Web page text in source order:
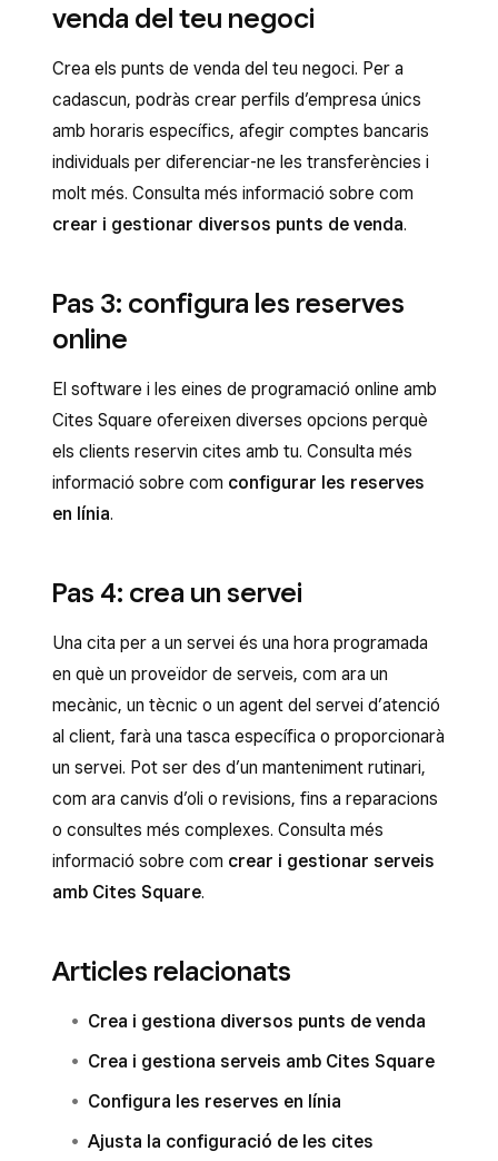
venda del teu negoci
Crea els punts de venda del teu negoci. Per a
cadascun, podràs crear perfils d’empresa únics
amb horaris específics, afegir comptes bancaris
individuals per diferenciar-ne les transferències i
molt més. Consulta més informació sobre com
crear i gestionar diversos punts de venda.
Pas 3: configura les reserves
online
El software i les eines de programació online amb
Cites Square ofereixen diverses opcions perquè
els clients reservin cites amb tu. Consulta més
informació sobre com configurar les reserves
en línia.
Pas 4: crea un servei
Una cita per a un servei és una hora programada
en què un proveïdor de serveis, com ara un
mecànic, un tècnic o un agent del servei d’atenció
al client, farà una tasca específica o proporcionarà
un servei. Pot ser des d’un manteniment rutinari,
com ara canvis d’oli o revisions, fins a reparacions
o consultes més complexes. Consulta més
informació sobre com crear i gestionar serveis
amb Cites Square.
Articles relacionats
Crea i gestiona diversos punts de venda
Crea i gestiona serveis amb Cites Square
Configura les reserves en línia
Ajusta la configuració de les cites